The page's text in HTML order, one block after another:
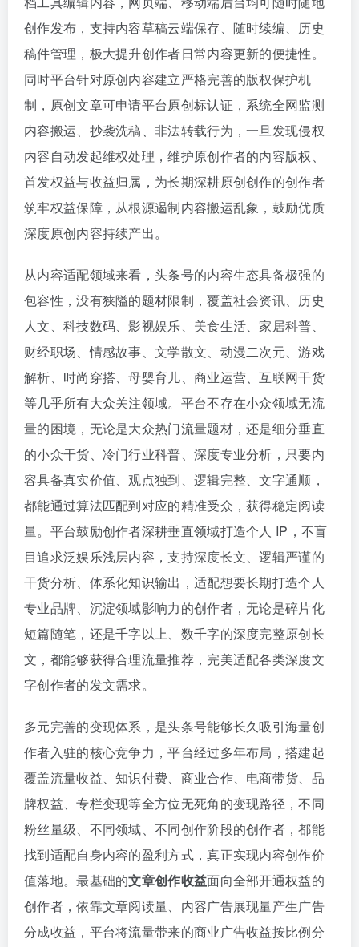
创作发布，支持内容草稿云端保存、随时续编、历史
稿件管理，极大提升创作者日常内容更新的便捷性。
同时平台针对原创内容建立严格完善的版权保护机
制，原创文章可申请平台原创标认证，系统全网监测
内容搬运、抄袭洗稿、非法转载行为，一旦发现侵权
内容自动发起维权处理，维护原创作者的内容版权、
首发权益与收益归属，为长期深耕原创创作的创作者
筑牢权益保障，从根源遏制内容搬运乱象，鼓励优质
深度原创内容持续产出。
从内容适配领域来看，头条号的内容生态具备极强的
包容性，没有狭隘的题材限制，覆盖社会资讯、历史
人文、科技数码、影视娱乐、美食生活、家居科普、
财经职场、情感故事、文学散文、动漫二次元、游戏
解析、时尚穿搭、母婴育儿、商业运营、互联网干货
等几乎所有大众关注领域。平台不存在小众领域无流
量的困境，无论是大众热门流量题材，还是细分垂直
的小众干货、冷门行业科普、深度专业分析，只要内
容具备真实价值、观点独到、逻辑完整、文字通顺，
都能通过算法匹配到对应的精准受众，获得稳定阅读
量。平台鼓励创作者深耕垂直领域打造个人 IP，不盲
目追求泛娱乐浅层内容，支持深度长文、逻辑严谨的
干货分析、体系化知识输出，适配想要长期打造个人
专业品牌、沉淀领域影响力的创作者，无论是碎片化
短篇随笔，还是千字以上、数千字的深度完整原创长
文，都能够获得合理流量推荐，完美适配各类深度文
字创作者的发文需求。
多元完善的变现体系，是头条号能够长久吸引海量创
作者入驻的核心竞争力，平台经过多年布局，搭建起
覆盖流量收益、知识付费、商业合作、电商带货、品
牌权益、专栏变现等全方位无死角的变现路径，不同
粉丝量级、不同领域、不同创作阶段的创作者，都能
找到适配自身内容的盈利方式，真正实现内容创作价
值落地。最基础的文章创作收益面向全部开通权益的
创作者，依靠文章阅读量、内容广告展现量产生广告
分成收益，平台将流量带来的商业广告收益按比例分